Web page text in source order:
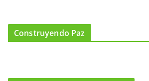
Construyendo Paz